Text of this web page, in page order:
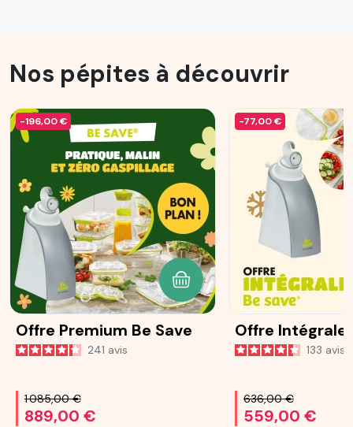
Nos pépites à découvrir
-196,00 €
Offre Premium Be Save
241 avis
1 085,00 €
889,00 €
AJOUTER AU PANIER
-77,00 €
Offre Intégrale
133 avis
636,00 €
559,00 €